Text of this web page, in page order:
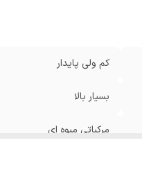
کم ولی پایدار
بسیار بالا
مرکباتی میوه ای